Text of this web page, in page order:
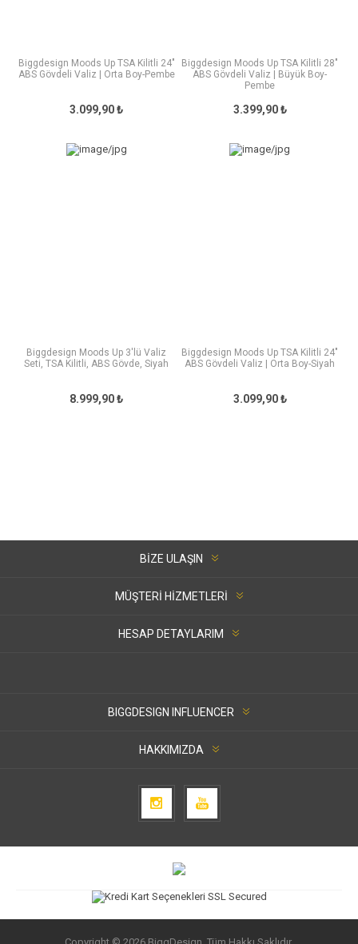
Biggdesign Moods Up TSA Kilitli 24"
ABS Gövdeli Valiz | Orta Boy-Pembe
3.099,90 ₺
Biggdesign Moods Up TSA Kilitli 28"
ABS Gövdeli Valiz | Büyük Boy-
Pembe
3.399,90 ₺
Biggdesign Moods Up 3'lü Valiz
Seti, TSA Kilitli, ABS Gövde, Siyah
8.999,90 ₺
Biggdesign Moods Up TSA Kilitli 24"
ABS Gövdeli Valiz | Orta Boy-Siyah
3.099,90 ₺
BIZE ULAŞIN
MÜŞTERI HIZMETLERI
HESAP DETAYLARIM
BIGGDESIGN INFLUENCER
HAKKIMIZDA